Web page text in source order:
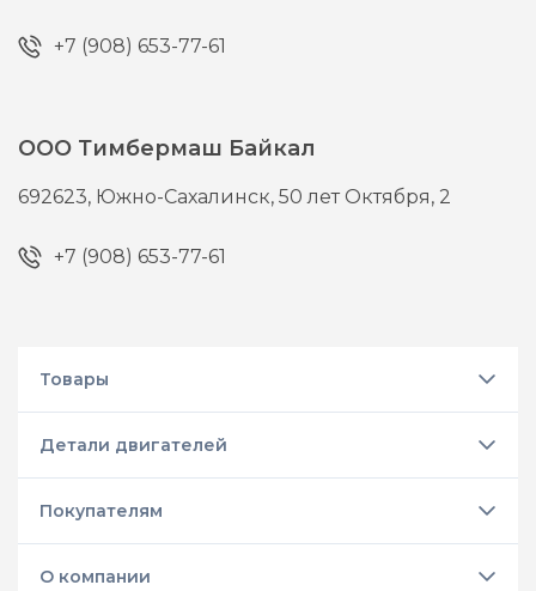
+7 (908) 653-77-61
ООО Тимбермаш Байкал
692623, Южно-Сахалинск,50 лет Октября, 2
+7 (908) 653-77-61
Товары
Детали двигателей
Покупателям
О компании